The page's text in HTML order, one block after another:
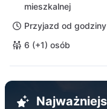
mieszkalnej
Przyjazd od
6 (+1) osób